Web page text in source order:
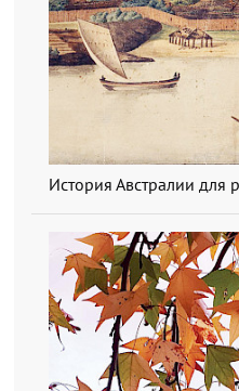
История Австралии для